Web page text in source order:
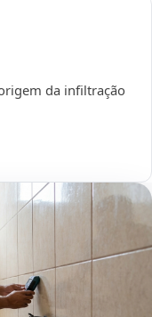
da infiltração